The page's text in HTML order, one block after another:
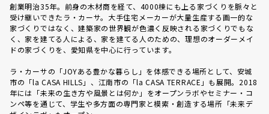
創業明治35年。前身の木材商を経て、4000棟にも上る家づくりを脈々と
受け継いできたラ・カーサ。大手住宅メーカーが大量生産する画一的な
家づくりではなく、建築家の世界観が色濃く反映される家づくりでもな
く、家を建てる人による、家を建てる人のための、理想のオーダーメイ
ドの家づくりを、愛知県を中心に行っています。
ラ・カーサの「JOYある豊かな暮らし」を体感できる場所として、安城
市の「la CASA HILLS」、江南市の「la CASA TERRACE」も展開。2018
年には「未来の生き方や風景とは何か」をオープンラボやセミナー・コ
ンペ等を通じて、学生や多方面の専門家と模索・創造する場所「未来デ